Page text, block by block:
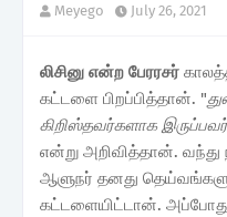
Meyego July 26, 2021
லிசினு என்ற பேரரசர்
கட்டளை பிறப்பித்தான். "
கிறிஸ்தவர்களாக
என்று அறிவித்தான்.
ஆளுநர் தனது
கட்டளையிட்டான். அப்போது